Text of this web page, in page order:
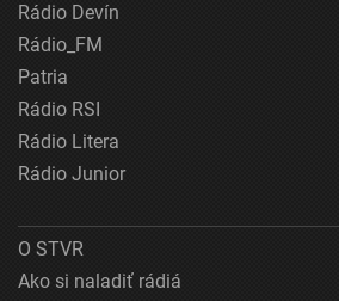
Rádio Devín
Rádio_FM
Patria
Rádio RSI
Rádio Litera
Rádio Junior
O STVR
Ako si naladiť rádiá